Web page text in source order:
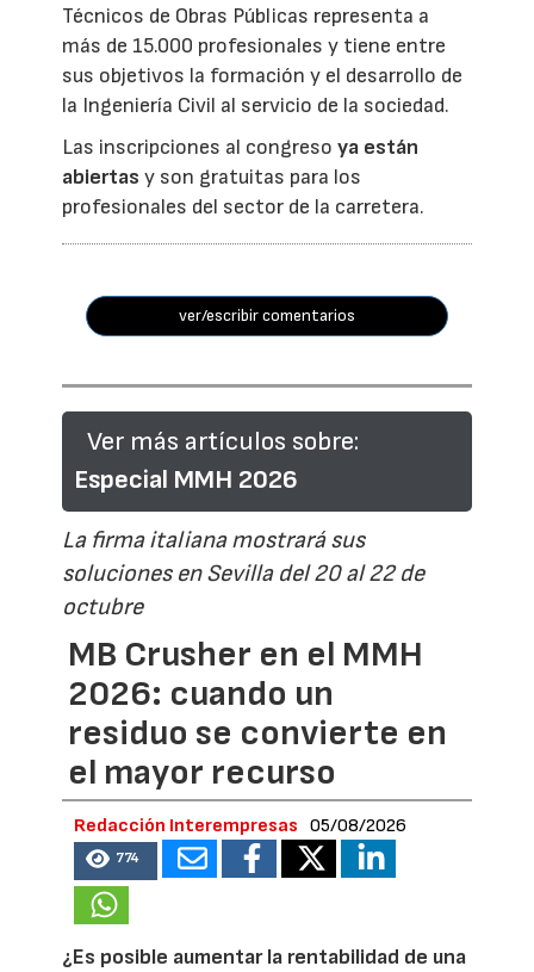
Técnicos de Obras Públicas representa a
más de 15.000 profesionales y tiene entre
sus objetivos la formación y el desarrollo de
la Ingeniería Civil al servicio de la sociedad.
Las inscripciones al congresoya están
abiertas y son gratuitas para los
profesionales del sector de la carretera.
ver/escribir comentarios
Ver más artículos sobre:
Especial MMH 2026
La firma italiana mostrará sus
soluciones en Sevilla del 20 al 22 de
octubre
MB Crusher en el MMH
2026: cuando un
residuo se convierte en
el mayor recurso
Redacción Interempresas 05/08/2026
774
¿Es posible aumentar la rentabilidad de una